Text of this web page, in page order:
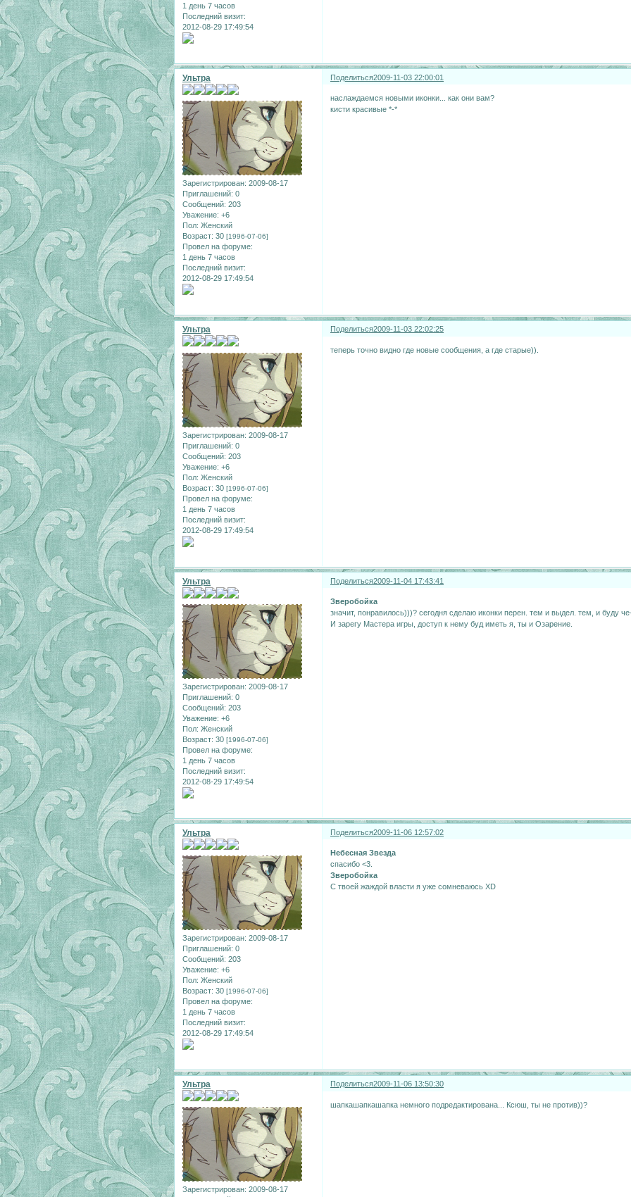
1 день 7 часов
Последний визит:
2012-08-29 17:49:54
Поделиться2009-11-03 22:00:01
Ультра
Зарегистрирован: 2009-08-17
Приглашений: 0
Сообщений: 203
Уважение: +6
Пол: Женский
Возраст: 30 [1996-07-06]
Провел на форуме:
1 день 7 часов
Последний визит:
2012-08-29 17:49:54
наслаждаемся новыми иконки... как они вам?
кисти красивые *-*
Поделиться2009-11-03 22:02:25
Ультра
Зарегистрирован: 2009-08-17
Приглашений: 0
Сообщений: 203
Уважение: +6
Пол: Женский
Возраст: 30 [1996-07-06]
Провел на форуме:
1 день 7 часов
Последний визит:
2012-08-29 17:49:54
теперь точно видно где новые сообщения, а где старые)).
Поделиться2009-11-04 17:43:41
Ультра
Зарегистрирован: 2009-08-17
Приглашений: 0
Сообщений: 203
Уважение: +6
Пол: Женский
Возраст: 30 [1996-07-06]
Провел на форуме:
1 день 7 часов
Последний визит:
2012-08-29 17:49:54
Зверобойка
значит, понравилось)))? сегодня сделаю иконки перен. тем и выдел. тем, и буду
И зарегу Мастера игры, доступ к нему буд иметь я, ты и Озарение.
Поделиться2009-11-06 12:57:02
Ультра
Зарегистрирован: 2009-08-17
Приглашений: 0
Сообщений: 203
Уважение: +6
Пол: Женский
Возраст: 30 [1996-07-06]
Провел на форуме:
1 день 7 часов
Последний визит:
2012-08-29 17:49:54
Небесная Звезда
спасибо <3.
Зверобойка
С твоей жаждой власти я уже сомневаюсь XD
Поделиться2009-11-06 13:50:30
Ультра
Зарегистрирован: 2009-08-17
шапкашапкашапка немного подредактирована... Ксюш, ты не против))?